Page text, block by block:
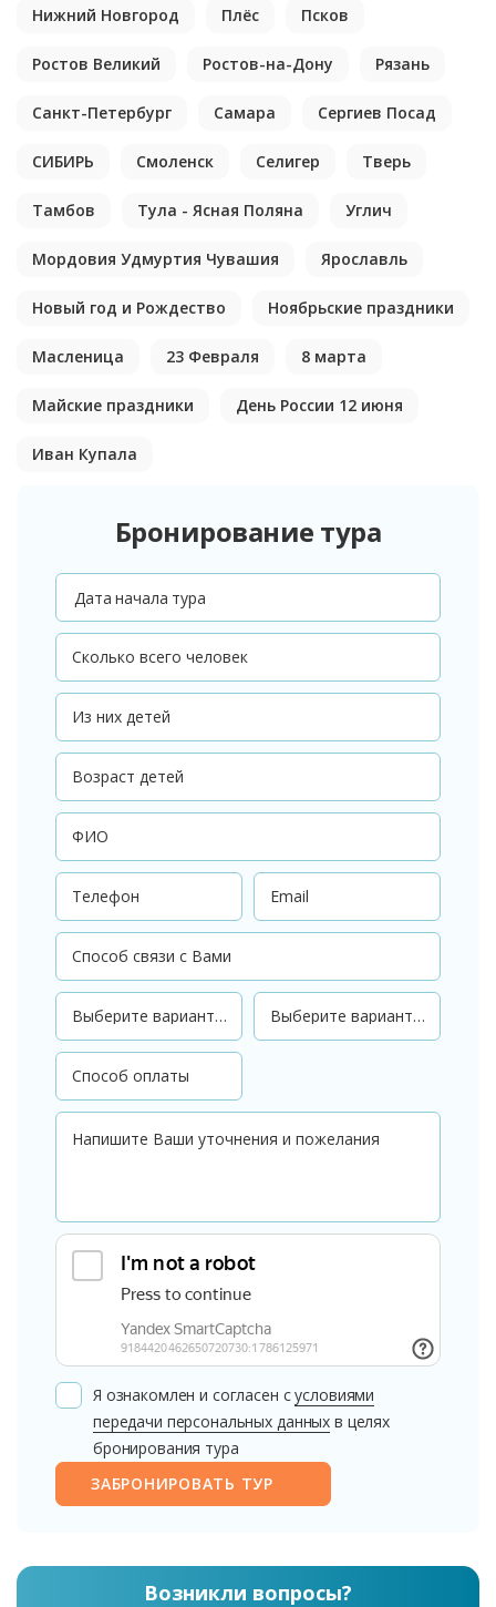
Нижний Новгород Плёс Псков
Ростов Великий Ростов-на-Дону Рязань
Санкт-Петербург Самара Сергиев Посад
СИБИРЬ Смоленск Селигер Тверь
Тамбов Тула - Ясная Поляна Углич
Мордовия Удмуртия Чувашия Ярославль
Новый год и Рождество Ноябрьские праздники
Масленица 23 Февраля 8 марта
Майские праздники День России 12 июня
Иван Купала
Бронирование тура
Дата начала тура
Я ознакомлен и согласен сусловиями
передачи персональных данных в целях
бронирования тура
ЗАБРОНИРОВАТЬ ТУР
Возникли вопросы?